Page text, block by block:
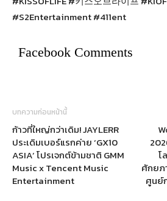
#S2Entertainment #411ent
Facebook Comments
บทความก่อนหน้านี้
ก้าวที่ใหญ่กว่าเดิม! JAYLERR
ประเดิมเบอร์แรกค่าย ‘GX10
ASIA’ โปรเจกต์ข้ามชาติ GMM
Music x Tencent Music
Entertainment
โ
ศักยภ
ศูนย์